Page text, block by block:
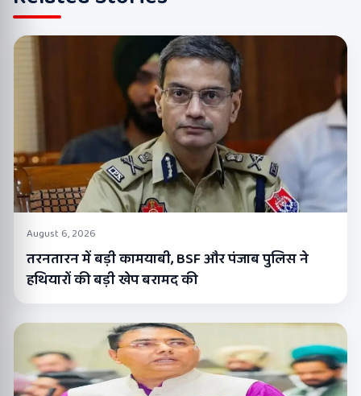
August 6, 2026
तरनतारन में बड़ी कामयाबी, BSF और पंजाब पुलिस ने
हथियारों की बड़ी खेप बरामद की